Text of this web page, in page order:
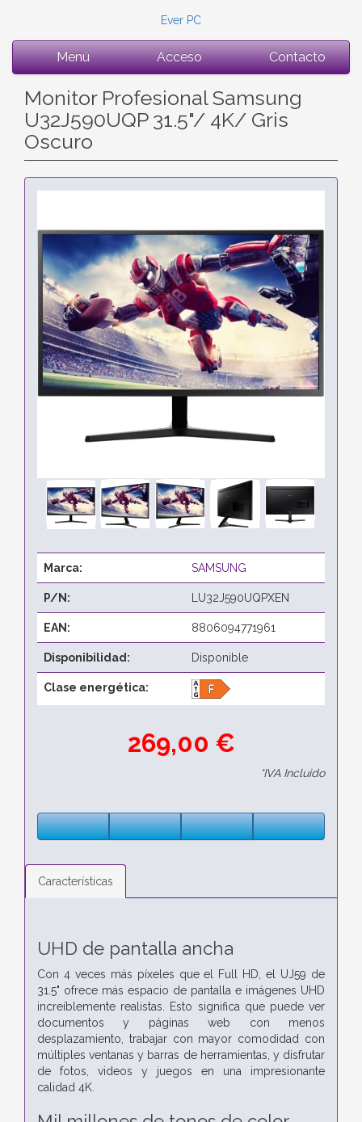
Ever PC
Menú Acceso Contacto
Monitor Profesional Samsung
U32J590UQP 31.5"/ 4K/ Gris
Oscuro
Marca: SAMSUNG
P/N: LU32J590UQPXEN
EAN: 8806094771961
Disponibilidad: Disponible
Clase energética:
269,00 €
*IVA Incluido
Características
UHD de pantalla ancha
Con 4 veces más píxeles que el Full HD, el UJ59 de
31.5" ofrece más espacio de pantalla e imágenes UHD
increíblemente realistas. Esto significa que puede ver
documentos y páginas web con menos
desplazamiento, trabajar con mayor comodidad con
múltiples ventanas y barras de herramientas, y disfrutar
de fotos, videos y juegos en una impresionante
calidad 4K.